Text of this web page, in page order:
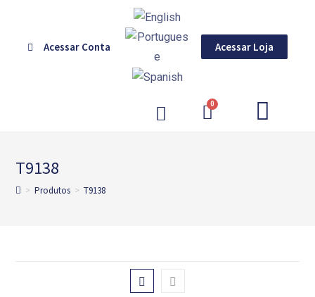
Acessar Conta Acessar Loja
T9138
> Produtos > T9138